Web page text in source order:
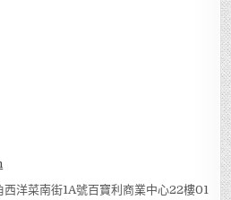
西洋菜南街1A號百寶利商業中心22樓01